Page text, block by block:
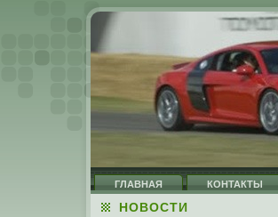
ГЛАВНАЯ КОНТАКТЫ
НОВОСТИ